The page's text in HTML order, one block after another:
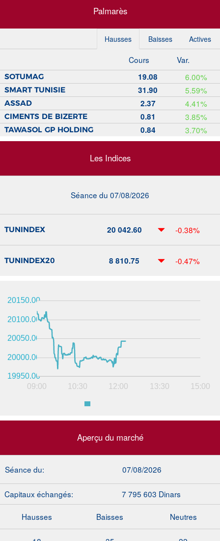
Palmarès
Actives
Baisses
Hausses
Cours Var.
SOTUMAG 19.08 6.00%
SMART TUNISIE 31.90 5.59%
ASSAD 2.37 4.41%
CIMENTS DE BIZERTE 0.81 3.85%
TAWASOL GP HOLDING 0.84 3.70%
Les Indices
Séance du 07/08/2026
TUNINDEX 20 042.60 -0.38%
TUNINDEX20 8 810.75 -0.47%
09:00 10:30 12:00 13:30 15:00
19950.00
20000.00
20050.00
20100.00
20150.00
Aperçu du marché
Séance du: 07/08/2026
Capitaux échangés: 7 795 603 Dinars
Hausses Baisses Neutres